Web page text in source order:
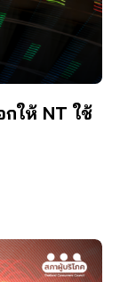
ให้ NT ใช้